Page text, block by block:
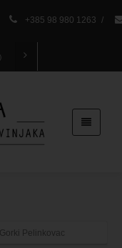
+385 98 980 1263 /
Gorki Pelinkovac